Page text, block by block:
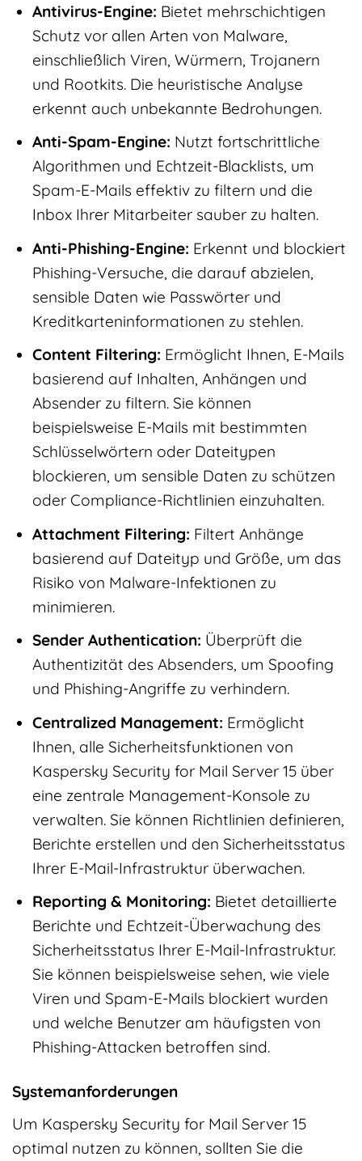
Antivirus-Engine: Bietet mehrschichtigen
Schutz vor allen Arten von Malware,
einschließlich Viren, Würmern, Trojanern
und Rootkits. Die heuristische Analyse
erkennt auch unbekannte Bedrohungen.
Anti-Spam-Engine: Nutzt fortschrittliche
Algorithmen und Echtzeit-Blacklists, um
Spam-E-Mails effektiv zu filtern und die
Inbox Ihrer Mitarbeiter sauber zu halten.
Anti-Phishing-Engine: Erkennt und blockiert
Phishing-Versuche, die darauf abzielen,
sensible Daten wie Passwörter und
Kreditkarteninformationen zu stehlen.
Content Filtering: Ermöglicht Ihnen, E-Mails
basierend auf Inhalten, Anhängen und
Absender zu filtern. Sie können
beispielsweise E-Mails mit bestimmten
Schlüsselwörtern oder Dateitypen
blockieren, um sensible Daten zu schützen
oder Compliance-Richtlinien einzuhalten.
Attachment Filtering: Filtert Anhänge
basierend auf Dateityp und Größe, um das
Risiko von Malware-Infektionen zu
minimieren.
Sender Authentication: Überprüft die
Authentizität des Absenders, um Spoofing
und Phishing-Angriffe zu verhindern.
Centralized Management: Ermöglicht
Ihnen, alle Sicherheitsfunktionen von
Kaspersky Security for Mail Server 15 über
eine zentrale Management-Konsole zu
verwalten. Sie können Richtlinien definieren,
Berichte erstellen und den Sicherheitsstatus
Ihrer E-Mail-Infrastruktur überwachen.
Reporting & Monitoring: Bietet detaillierte
Berichte und Echtzeit-Überwachung des
Sicherheitsstatus Ihrer E-Mail-Infrastruktur.
Sie können beispielsweise sehen, wie viele
Viren und Spam-E-Mails blockiert wurden
und welche Benutzer am häufigsten von
Phishing-Attacken betroffen sind.
Systemanforderungen
Um Kaspersky Security for Mail Server 15
optimal nutzen zu können, sollten Sie die